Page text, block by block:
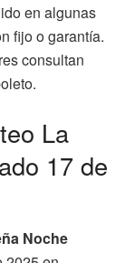
en algunas
fijo o garantía.
consultan
La
17 de
Noche